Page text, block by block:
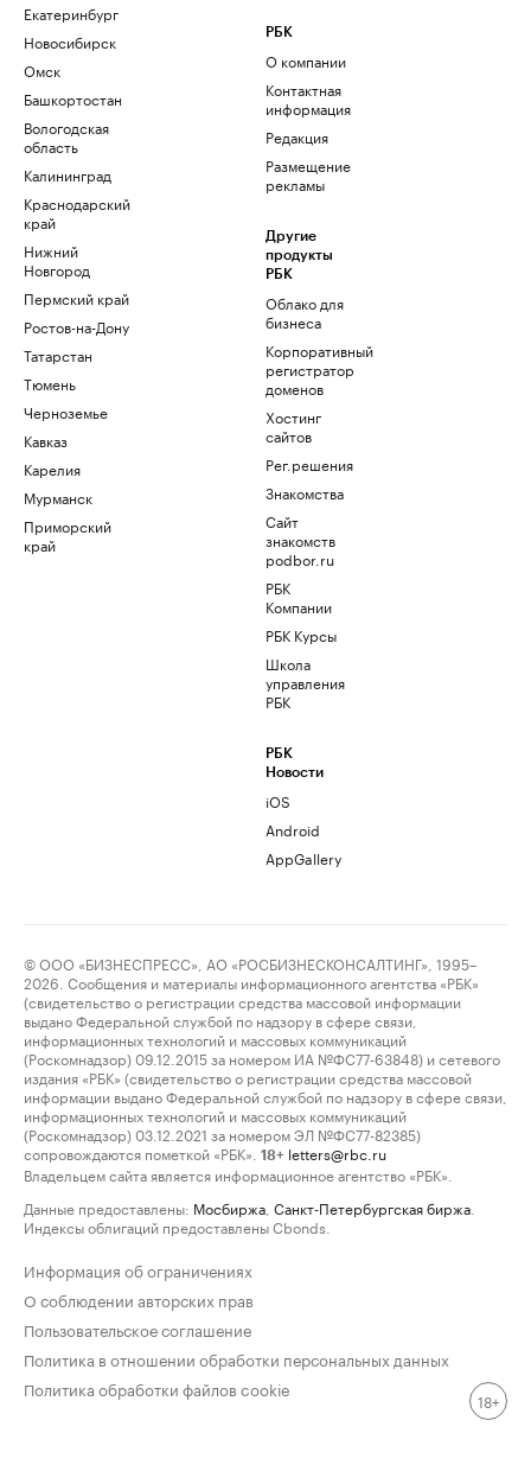
Екатеринбург
Новосибирск
Омск
Башкортостан
Вологодская
область
Калининград
Краснодарский
край
Нижний
Новгород
Пермский край
Ростов-на-Дону
Татарстан
Тюмень
Черноземье
Кавказ
Карелия
Мурманск
Приморский
край
РБК
О компании
Контактная
информация
Редакция
Размещение
рекламы
Другие
продукты
РБК
Облако для
бизнеса
Корпоративный
регистратор
доменов
Хостинг
сайтов
Рег.решения
Знакомства
Сайт
знакомств
podbor.ru
РБК
Компании
РБК Курсы
Школа
управления
РБК
РБК
Новости
iOS
Android
AppGallery
© ООО «БИЗНЕСПРЕСС», АО «РОСБИЗНЕСКОНСАЛТИНГ», 1995–
2026. Сообщения и материалы информационного агентства «РБК»
(свидетельство о регистрации средства массовой информации
выдано Федеральной службой по надзору в сфере связи,
информационных технологий и массовых коммуникаций
(Роскомнадзор) 09.12.2015 за номером ИА №ФС77-63848) и сетевого
издания «РБК» (свидетельство о регистрации средства массовой
информации выдано Федеральной службой по надзору в сфере связи,
информационных технологий и массовых коммуникаций
(Роскомнадзор) 03.12.2021 за номером ЭЛ №ФС77-82385)
сопровождаются пометкой «РБК».
18+ letters@rbc.ru
Владельцем сайта является информационное агентство «РБК».
Данные предоставлены: Мосбиржа Санкт-Петербургская биржа
Индексы облигаций предоставлены Cbonds.
Информация об ограничениях
О соблюдении авторских прав
Пользовательское соглашение
Политика в отношении обработки персональных данных
Политика обработки файлов cookie
18+